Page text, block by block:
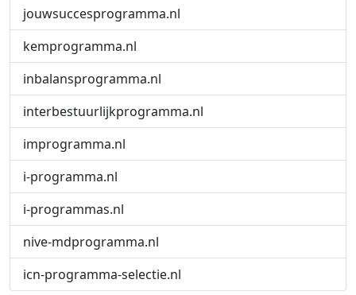
jouwsuccesprogramma.nl
kemprogramma.nl
inbalansprogramma.nl
interbestuurlijkprogramma.nl
improgramma.nl
i-programma.nl
i-programmas.nl
nive-mdprogramma.nl
icn-programma-selectie.nl